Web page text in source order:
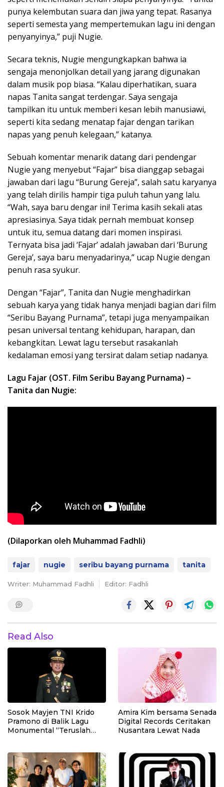
punya kelembutan suara dan jiwa yang tepat. Rasanya
seperti semesta yang mempertemukan lagu ini dengan
penyanyinya,” puji Nugie.
Secara teknis, Nugie mengungkapkan bahwa ia
sengaja menonjolkan detail yang jarang digunakan
dalam musik pop biasa. “Kalau diperhatikan, suara
napas Tanita sangat terdengar. Saya sengaja
tampilkan itu untuk memberi kesan lebih manusiawi,
seperti kita sedang menatap fajar dengan tarikan
napas yang penuh kelegaan,” katanya.
Sebuah komentar menarik datang dari pendengar
Nugie yang menyebut “Fajar” bisa dianggap sebagai
jawaban dari lagu “Burung Gereja”, salah satu karyanya
yang telah dirilis hampir tiga puluh tahun yang lalu.
“Wah, saya baru dengar ini! Terima kasih sekali atas
apresiasinya. Saya tidak pernah membuat konsep
untuk itu, semua datang dari momen inspirasi.
Ternyata bisa jadi ‘Fajar’ adalah jawaban dari ‘Burung
Gereja’, saya baru menyadarinya,” ucap Nugie dengan
penuh rasa syukur.
Dengan “Fajar”, Tanita dan Nugie menghadirkan
sebuah karya yang tidak hanya menjadi bagian dari film
“Seribu Bayang Purnama”, tetapi juga menyampaikan
pesan universal tentang kehidupan, harapan, dan
kebangkitan. Lewat lagu tersebut rasakanlah
kedalaman emosi yang tersirat dalam setiap nadanya.
Lagu Fajar (OST. Film Seribu Bayang Purnama) –
Tanita dan Nugie:
(Dilaporkan oleh Muhammad Fadhli)
fajar nugie seribu bayang purnama tanita
Writer: Muhammad Fadhli Editor: Fadhli
Read Also
Sosok Mayjen TNI Krido
Pramono di Balik Lagu
Monumental “Teruslah
Amira Kim bersama Senada
Digital Records Ceritakan
Nusantara Lewat Nada